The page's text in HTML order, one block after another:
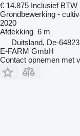
€ 14.875 Inclusief BTW
Grondbewerking -
2020
Afdekking 6 m
Duitsland, De-
E-FARM GmbH
Contact opnemen met